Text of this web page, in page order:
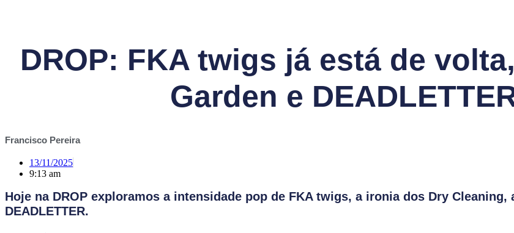
DROP: FKA twigs já está de
Garden e
Francisco Pereira
13/11/2025
9:13 am
Hoje na DROP exploramos a intensidade pop de FKA twigs, a ironia dos Dry
DEADLETTER.